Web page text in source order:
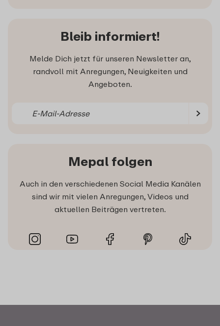
Bleib informiert!
Melde Dich jetzt für unseren Newsletter an,
randvoll mit Anregungen, Neuigkeiten und
Angeboten.
Mepal folgen
Auch in den verschiedenen Social Media Kanälen
sind wir mit vielen Anregungen, Videos und
aktuellen Beiträgen vertreten.